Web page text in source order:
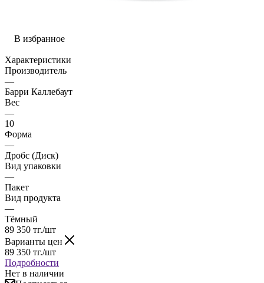
В избранное
Характеристики
Производитель
—
Барри Каллебаут
Вес
—
10
Форма
—
Дробс (Диск)
Вид упаковки
—
Пакет
Вид продукта
—
Тёмный
89 350 тг./шт
Варианты цен
89 350 тг./шт
Подробности
Нет в наличии